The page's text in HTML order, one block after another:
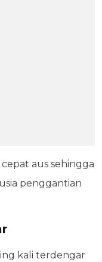
aus sehingga
penggantian
kali terdengar